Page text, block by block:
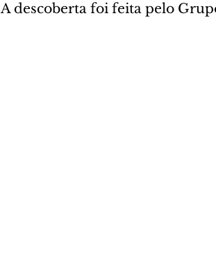
A descoberta foi feita pelo